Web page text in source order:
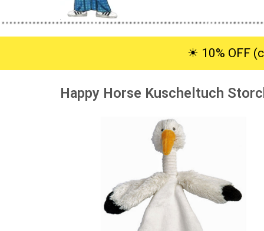
☀︎ 10% OFF
Happy Horse Kuscheltuch